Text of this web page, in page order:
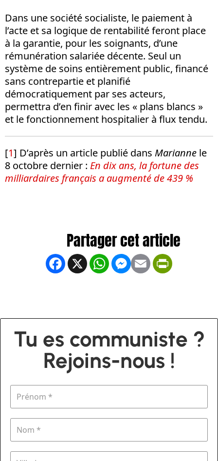
Dans une société socialiste, le paiement à
l’acte et sa logique de rentabilité feront place
à la garantie, pour les soignants, d’une
rémunération salariée décente. Seul un
système de soins entièrement public, financé
sans contrepartie et planifié
démocratiquement par ses acteurs,
permettra d’en finir avec les « plans blancs »
et le fonctionnement hospitalier à flux tendu.
[1] D’après un article publié dans Marianne le
8 octobre dernier : En dix ans, la fortune des
milliardaires français a augmenté de 439 %
Facebook
X WhatsApp
Messenger
Email
Tu es communiste ?
Rejoins-nous !